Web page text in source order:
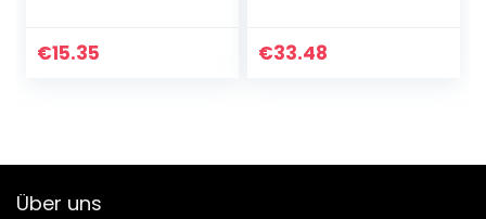
€15.35
fertig gemixt in der
€33.48
Über uns